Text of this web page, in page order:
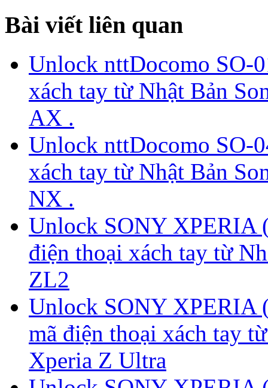
Bài viết liên quan
Unlock nttDocomo SO-
xách tay từ Nhật Bản
AX .
Unlock nttDocomo SO-
xách tay từ Nhật Bản
NX .
Unlock SONY XPERIA
điện thoại xách tay từ
ZL2
Unlock SONY XPERIA
mã điện thoại xách tay
Xperia Z Ultra